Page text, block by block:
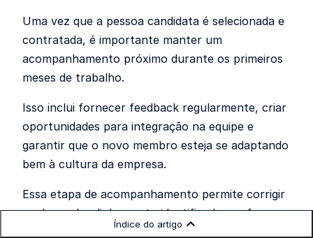
Índice do artigo
Uma vez que a pessoa candidata é selecionada e
contratada, é importante manter um
acompanhamento próximo durante os primeiros
meses de trabalho.
Isso inclui fornecer feedback regularmente, criar
oportunidades para integração na equipe e
garantir que o novo membro esteja se adaptando
bem à cultura da empresa.
Essa etapa de acompanhamento permite corrigir
qualquer desalinhamento identificado e reforçar a
importância do fit culturalna empresa.